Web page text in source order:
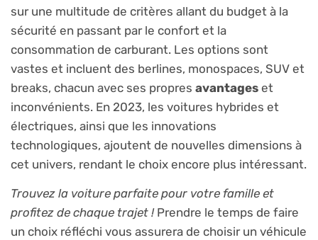
sur une multitude de critères allant du budget à la
sécurité en passant par le confort et la
consommation de carburant. Les options sont
vastes et incluent des berlines, monospaces, SUV et
breaks, chacun avec ses propres avantages et
inconvénients. En 2023, les voitures hybrides et
électriques, ainsi que les innovations
technologiques, ajoutent de nouvelles dimensions à
cet univers, rendant le choix encore plus intéressant.
Trouvez la voiture parfaite pour votre famille et
profitez de chaque trajet !Prendre le temps de faire
un choix réfléchi vous assurera de choisir un véhicule